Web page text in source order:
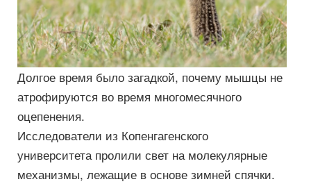
Долгое время было загадкой, почему мышцы не
атрофируются во время многомесячного
оцепенения.
Исследователи из Копенгагенского
университетапролили свет на молекулярные
механизмы, лежащие в основе зимней спячки.